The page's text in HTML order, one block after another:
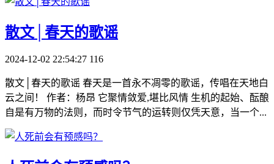
​散文│春天的歌谣
2024-12-02 22:54:27 116
散文│春天的歌谣 春天是一首永不凋零的歌谣，传唱在天地白
云之间！ 作者：杨昂 它聚情敛爱,堪比风情 生机的起始、酝酿
自是有万物的法则，而时令节气的运转则仅凭天意，当一个...